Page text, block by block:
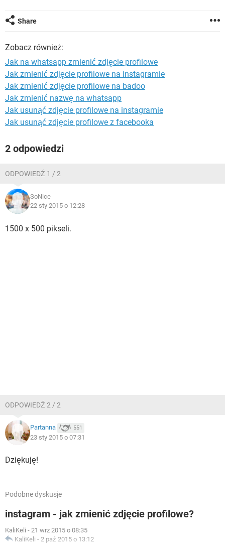
Share
Zobacz również:
Jak na whatsapp zmienić zdjęcie profilowe
Jak zmienić zdjęcie profilowe na instagramie
Jak zmienić zdjęcie profilowe na badoo
Jak zmienić nazwę na whatsapp
Jak usunąć zdjęcie profilowe na instagramie
Jak usunąć zdjęcie profilowe z facebooka
2 odpowiedzi
ODPOWIEDŹ 1 / 2
SoNice
22 sty 2015 o 12:28
1500 x 500 pikseli.
ODPOWIEDŹ 2 / 2
Partanna 551
23 sty 2015 o 07:31
Dziękuję!
Podobne dyskusje
instagram - jak zmienić zdjęcie profilowe?
KaliKeli - 21 wrz 2015 o 08:35
KaliKeli - 2 paź 2015 o 13:12